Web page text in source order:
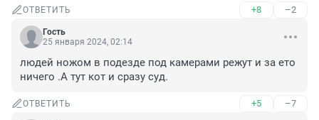
ОТВЕТИТЬ +8 –2
Гость
25 января 2024, 02:14
людей ножом в подезде под камерами режут и за ето
ничего .А тут кот и сразу суд.
ОТВЕТИТЬ +5 –7